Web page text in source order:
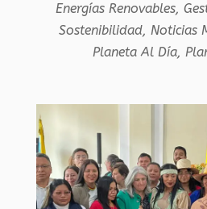
Energías Renovables,
Sostenibilidad, Noticias
Planeta Al Día,